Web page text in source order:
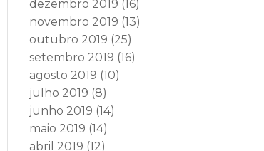
dezembro 2019 (16)
novembro 2019 (13)
outubro 2019 (25)
setembro 2019 (16)
agosto 2019 (10)
julho 2019 (8)
junho 2019 (14)
maio 2019 (14)
abril 2019 (12)